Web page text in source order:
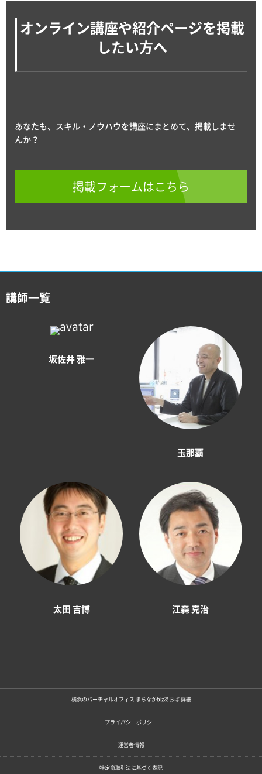
オンライン講座や紹介ページを掲載
したい方へ
あなたも、スキル・ノウハウを講座にまとめて、掲載しませ
んか？
掲載フォームはこちら
講師一覧
坂佐井 雅一
玉那覇
太田 吉博 江森 克治
横浜のバーチャルオフィス まちなかbizあおば 詳細
プライバシーポリシー
運営者情報
特定商取引法に基づく表記